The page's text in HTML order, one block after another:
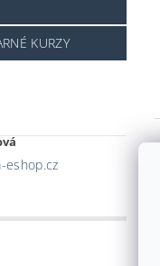
KURZY
eshop.cz